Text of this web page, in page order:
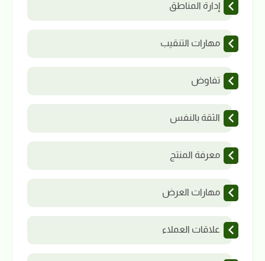
إدارة المناطق
مهارات التنقيب
تفاوض
الثقة بالنفس
معرفة المنتج
مهارات العرض
علاقات العملاء